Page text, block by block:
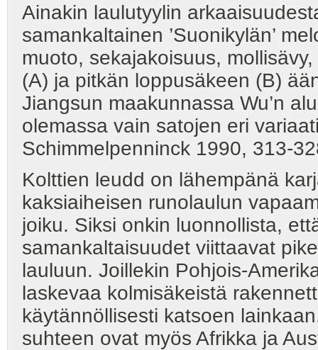
Ainakin laulutyylin
samankaltainen ’Suonikylän’
muoto, sekajakoisuus,
(A) ja pitkän loppusäkeen (B)
Jiangsun maakunnassa Wu’n
olemassa vain satojen eri
Schimmelpenninck 1990, 313-
Kolttien leudd on lähempänä
kaksiaiheisen runolaulun
joiku. Siksi onkin luonnollista,
samankaltaisuudet viittaavat
lauluun. Joillekin Pohjois-
laskevaa kolmisäkeistä
käytännöllisesti katsoen
suhteen ovat myös Afrikka ja